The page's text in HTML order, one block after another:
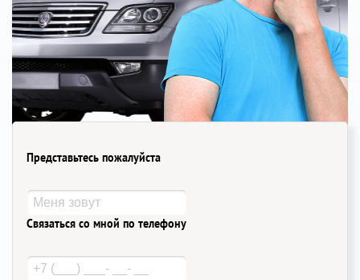
Представьтесь пожалуйста
Связаться со мной по телефону